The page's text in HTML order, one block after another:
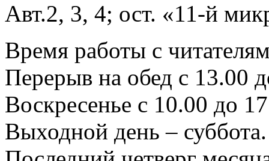
Авт.2, 3, 4; ост. «11-й
Время работы с
Перерыв на обед с 13.00
Воскресенье с 10.00 до
Выходной день – суббота.